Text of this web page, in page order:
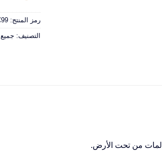
رمز المنتج:
التصنيف:
من تحت الأرض.